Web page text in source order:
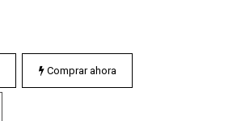
Comprar ahora